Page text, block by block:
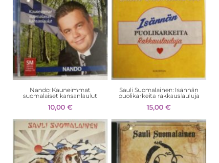
Nando: Kauneimmat
suomalaiset kansanlaulut
10,00€
Sauli Suomalainen: Isännän
puolikarkeita rakkauslauluja
15,00€